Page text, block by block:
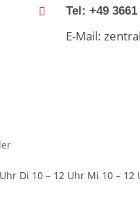
 Tel: +49
E-Mail:
Di 10 – 12 Uhr Mi 10 – 12